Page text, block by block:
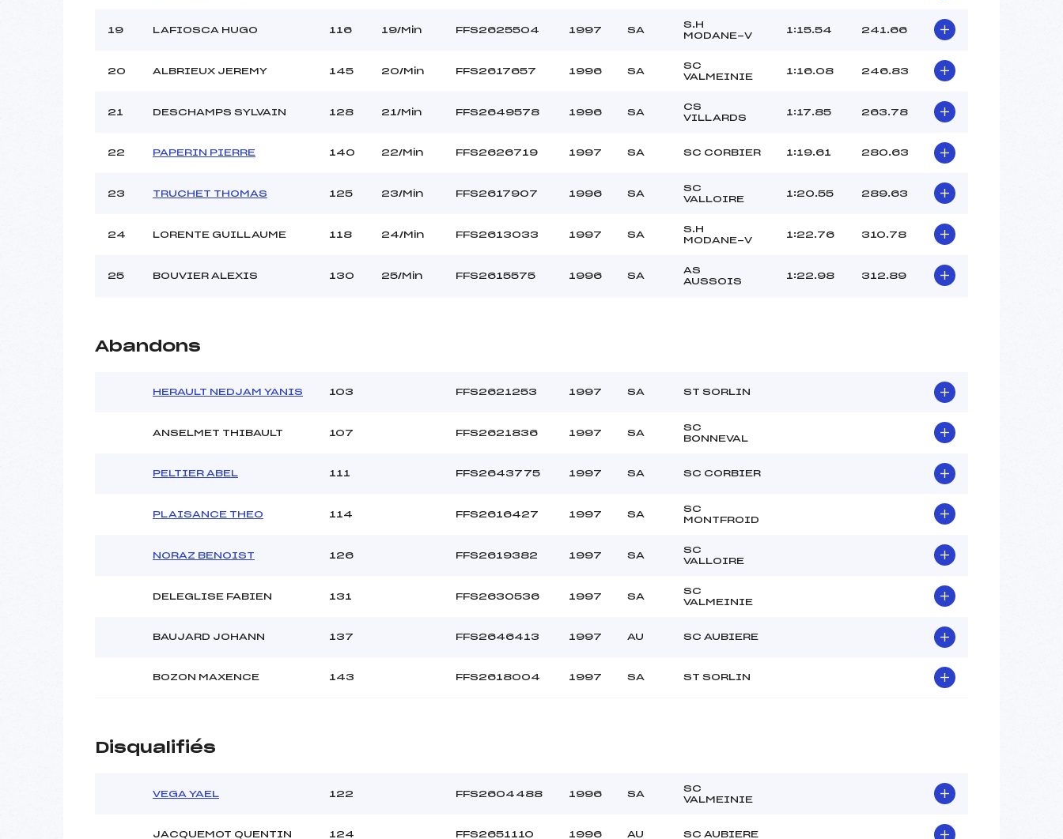
19 LAFIOSCA HUGO 116 19/Min FFS2625504 1997 SA
S.H
MODANE-V
1:15.54 241.66
20 ALBRIEUX JEREMY 145 20/Min FFS2617657 1996 SA
SC
VALMEINIE
1:16.08 246.83
21 DESCHAMPS SYLVAIN 128 21/Min FFS2649578 1996 SA
CS
VILLARDS
1:17.85 263.78
22 PAPERIN PIERRE 140 22/Min FFS2626719 1997 SA SC CORBIER 1:19.61 280.63
23 TRUCHET THOMAS 125 23/Min FFS2617907 1996 SA
SC
VALLOIRE
1:20.55 289.63
24 LORENTE GUILLAUME 118 24/Min FFS2613033 1997 SA
S.H
MODANE-V
1:22.76 310.78
25 BOUVIER ALEXIS 130 25/Min FFS2615575 1996 SA
AS
AUSSOIS
1:22.98 312.89
Abandons
HERAULT NEDJAM YANIS 103 FFS2621253 1997 SA ST SORLIN
ANSELMET THIBAULT 107 FFS2621836 1997 SA
SC
BONNEVAL
PELTIER ABEL 111 FFS2643775 1997 SA SC CORBIER
PLAISANCE THEO 114 FFS2616427 1997 SA
SC
MONTFROID
NORAZ BENOIST 126 FFS2619382 1997 SA
SC
VALLOIRE
DELEGLISE FABIEN 131 FFS2630536 1997 SA
SC
VALMEINIE
BAUJARD JOHANN 137 FFS2646413 1997 AU SC AUBIERE
BOZON MAXENCE 143 FFS2618004 1997 SA ST SORLIN
Disqualifiés
VEGA YAEL 122 FFS2604488 1996 SA
SC
VALMEINIE
JACQUEMOT QUENTIN 124 FFS2651110 1996 AU SC AUBIERE